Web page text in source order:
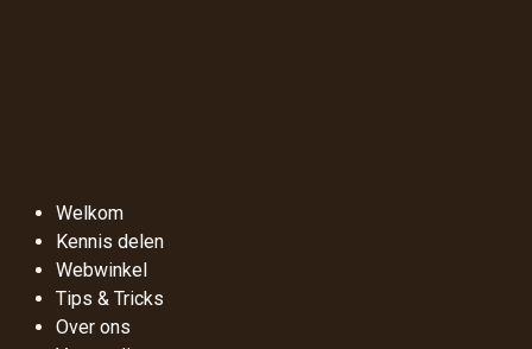
Welkom
Kennis delen
Webwinkel
Tips & Tricks
Over ons